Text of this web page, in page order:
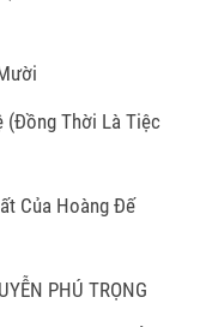
(Đồng Thời Là Tiệc
Của Hoàng Đế
PHÚ TRỌNG